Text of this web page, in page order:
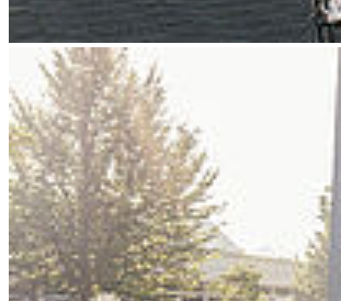
Zurück
Studium generale: Der
Hörsaal – Förderung des
wissenschaftlicher
Wednesday, 17. June 2026 - 1800 Uhr
Haus 21 | Hörsaal 4 || Fakultät für Wirtschaft